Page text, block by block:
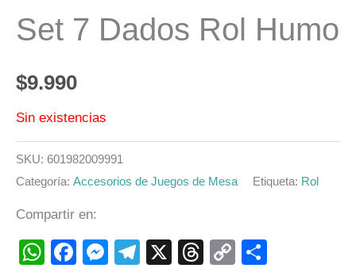
Set 7 Dados Rol Humo
$9.990
Sin existencias
SKU: 601982009991
Categoría: Accesorios de Juegos de Mesa Etiqueta: Rol
Compartir en:
WhatsApp
Facebook
Messenger
Telegram
X Threads
Copy